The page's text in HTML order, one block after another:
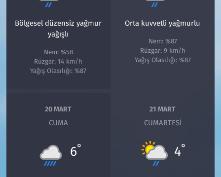
Bölgesel düzensiz yağmur
yağışlı
Nem: %58
Rüzgar: 14 km/h
Yağış Olasılığı: %87
Orta kuvvetli yağmurlu
Nem: %87
Rüzgar: 9 km/h
Yağış Olasılığı: %87
20 MART
CUMA
6°
21 MART
CUMARTESI
4°